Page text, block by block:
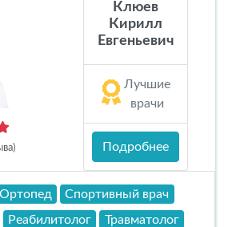
Клюев
Кирилл
Евгеньевич
Лучшие
врачи
Подробнее
Ортопед
Спортивный врач
Реабилитолог
Травматолог